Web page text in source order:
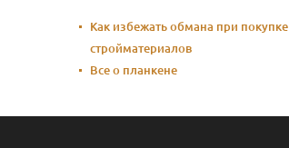
Как избежать обмана при покупке
стройматериалов
Все о планкене